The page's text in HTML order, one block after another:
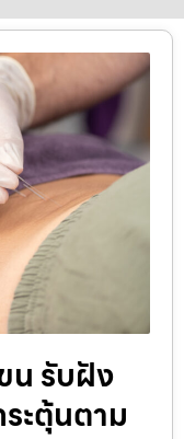
น รับฝัง
ะตุ้นตาม